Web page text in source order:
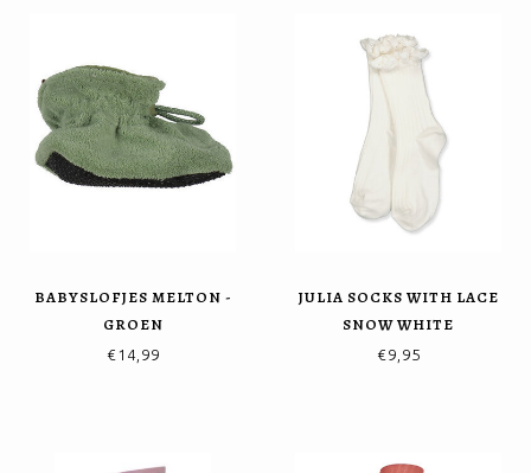
BABYSLOFJES MELTON -
GROEN
€14,99
JULIA SOCKS WITH LACE
SNOW WHITE
€9,95